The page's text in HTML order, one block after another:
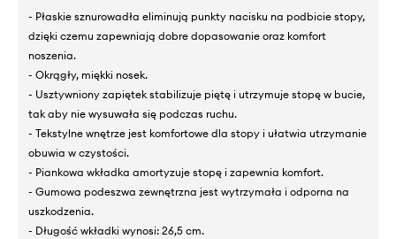
- Płaskie sznurowadła eliminują punkty nacisku na podbicie stopy,
dzięki czemu zapewniają dobre dopasowanie oraz komfort
noszenia.
- Okrągły, miękki nosek.
- Usztywniony zapiętek stabilizuje piętę i utrzymuje stopę w bucie,
tak aby nie wysuwała się podczas ruchu.
- Tekstylne wnętrze jest komfortowe dla stopy i ułatwia utrzymanie
obuwia w czystości.
- Piankowa wkładka amortyzuje stopę i zapewnia komfort.
- Gumowa podeszwa zewnętrzna jest wytrzymała i odporna na
uszkodzenia.
- Długość wkładki wynosi: 26,5 cm.